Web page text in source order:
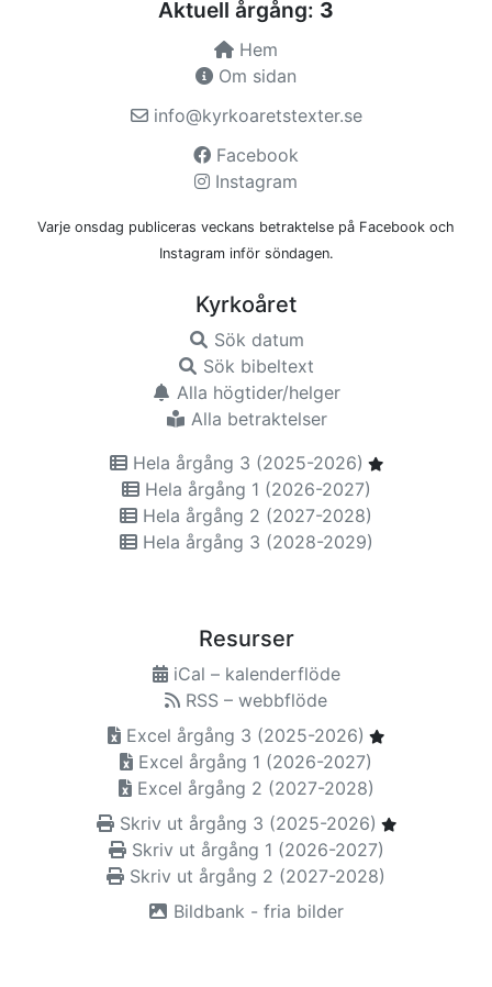
Aktuell årgång: 3
Hem
Om sidan
info@kyrkoaretstexter.se
Facebook
Instagram
Varje onsdag publiceras veckans betraktelse på Facebook och
Instagram inför söndagen.
Kyrkoåret
Sök datum
Sök bibeltext
Alla högtider/helger
Alla betraktelser
Hela årgång 3 (2025-2026)
Hela årgång 1 (2026-2027)
Hela årgång 2 (2027-2028)
Hela årgång 3 (2028-2029)
Resurser
iCal – kalenderflöde
RSS – webbflöde
Excel årgång 3 (2025-2026)
Excel årgång 1 (2026-2027)
Excel årgång 2 (2027-2028)
Skriv ut årgång 3 (2025-2026)
Skriv ut årgång 1 (2026-2027)
Skriv ut årgång 2 (2027-2028)
Bildbank - fria bilder